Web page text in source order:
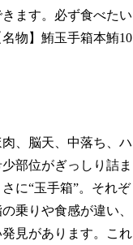
ます。必ず食べたい
物】鮪玉手箱本鮪10
肉、脳天、中落ち、ハ
部位がぎっしり詰ま
に“玉手箱”。それぞ
乗りや食感が違い、
見があります。これ